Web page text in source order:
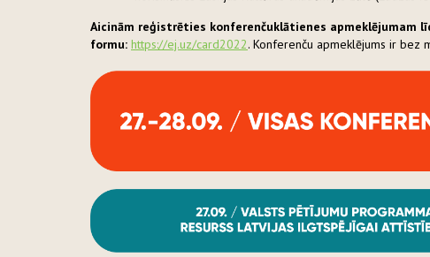
Aicinām reģistrēties konferenčuklātienes apmeklējumam
formu: https://ej.uz/card2022. Konferenču apmeklējums ir bez